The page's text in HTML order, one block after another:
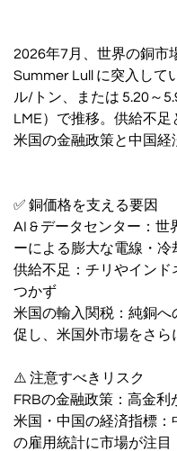
2026年7月、世界の銅市
Summer Lull に突入して
ル/トン、または 5.20～
LME）で推移。供給不足
米国の金融政策と中国経
✅ 銅価格を支える要因
AI & データセンター：
ーによる膨大な電線・冷
供給不足：チリやイン
つかず
米国の輸入関税：純銅
促し、米国外市場をさら
⚠️ 注意すべきリスク
FRBの金融政策：高金利
米国・中国の経済指標：
の雇用統計に市場が注目